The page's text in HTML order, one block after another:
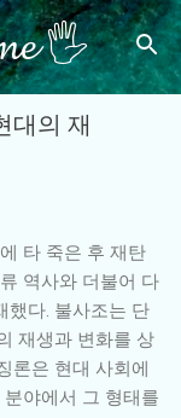
🖐
대의 재
타 죽은 후 재탄
역사와 더불어 다
했다. 불사조는 단
재생과 변화를 상
론은 현대 사회에
야에서 그 형태를